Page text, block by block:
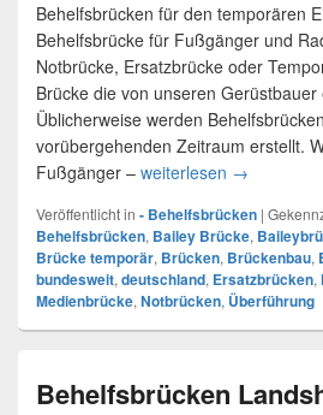
Behelfsbrücken für den temporären
Behelfsbrücke für Fußgänger und
Notbrücke, Ersatzbrücke oder
Brücke die von unseren Gerüstbauer
Üblicherweise werden
vorübergehenden Zeitraum erstellt.
Fußgänger – weiterlesen →
Veröffentlicht in - Behelfsbrücken |
Behelfsbrücken, Bailey Brücke,
Brücke temporär, Brücken, Brückenbau,
bundesweit, deutschland, Ersatzbrücken,
Medienbrücke, Notbrücken, Überführung
Behelfsbrücken